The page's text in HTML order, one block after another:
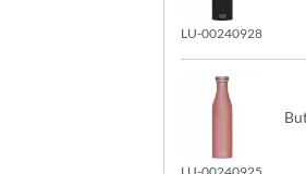
LU-00240928